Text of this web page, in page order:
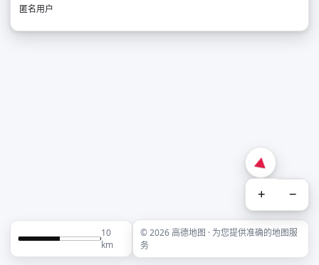
匿名用户
+ −
10
km
© 2026 高德地图 · 为您提供准确的地图服
务